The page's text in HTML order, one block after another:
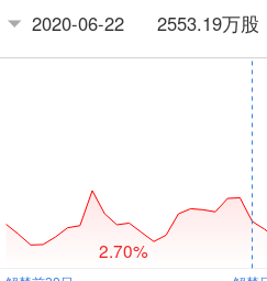
2020-06-22 2553.19万股
2.70%